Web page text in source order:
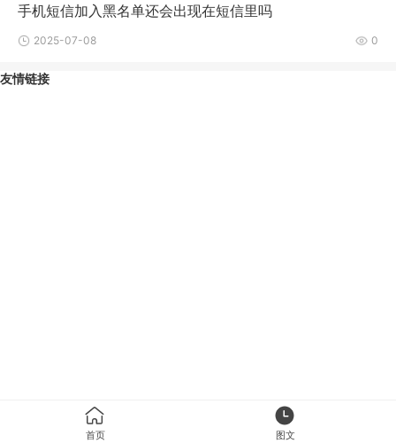
手机短信加入黑名单还会出现在短信里吗
2025-07-08 0
友情链接
首页 图文